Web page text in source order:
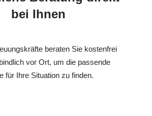
bei Ihnen
beraten Sie kostenfrei
vor Ort, um die passende
für Ihre Situation zu finden.